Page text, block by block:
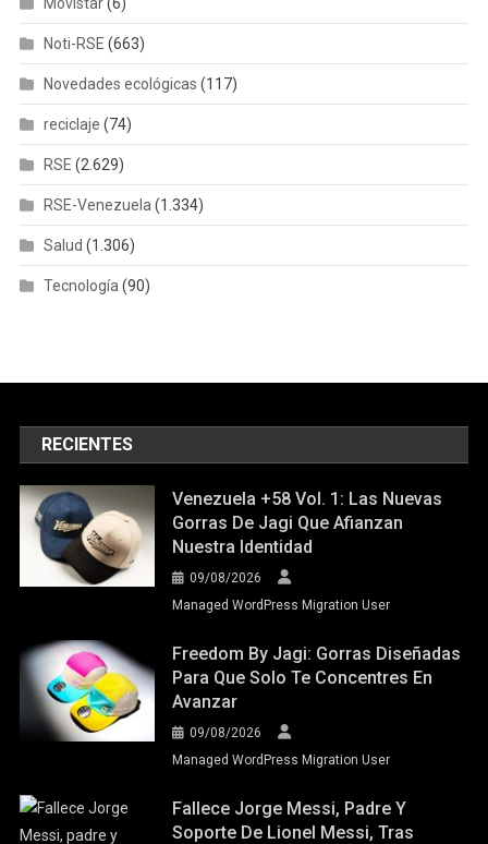
Noti-RSE (663)
Novedades ecológicas (117)
reciclaje (74)
RSE (2.629)
RSE-Venezuela (1.334)
Salud (1.306)
Tecnología (90)
RECIENTES
Venezuela +58 Vol. 1: Las Nuevas
Gorras De Jagi Que Afianzan
Nuestra Identidad
09/08/2026
Managed WordPress Migration User
Freedom By Jagi: Gorras Diseñadas
Para Que Solo Te Concentres En
Avanzar
09/08/2026
Managed WordPress Migration User
Fallece Jorge Messi, Padre Y
Soporte De Lionel Messi, Tras